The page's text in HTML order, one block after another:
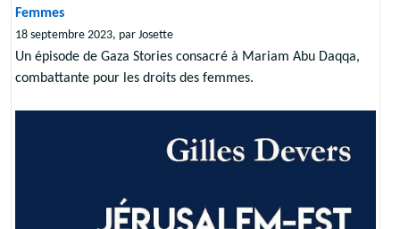
Femmes
18 septembre 2023, par Josette
Un épisode de Gaza Stories consacré à Mariam Abu Daqqa,
combattante pour les droits des femmes.